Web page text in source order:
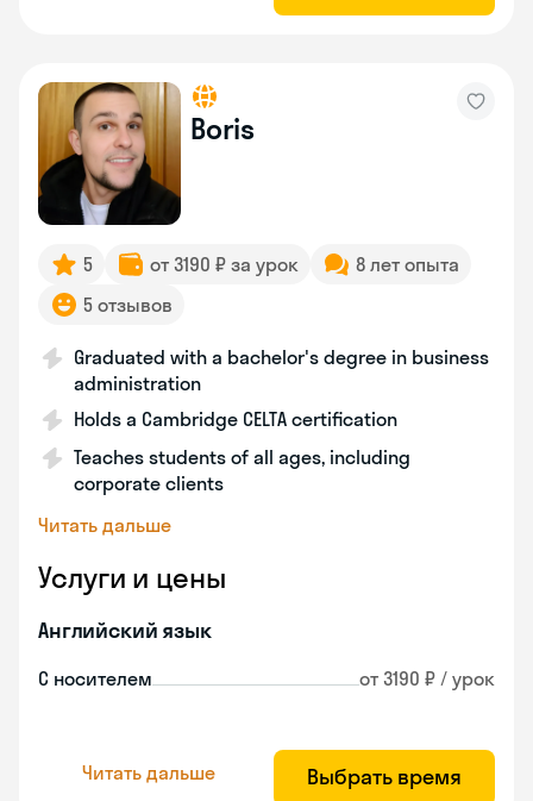
Boris
5 от 3190 ₽ за урок
8 лет опыта
5 отзывов
Graduated with a bachelor's degree in business
administration
Holds a Cambridge CELTA certification
Teaches students of all ages, including
corporate clients
Читать дальше
Услуги и цены
Английский язык
С носителем от 3190 ₽ / урок
Читать дальше Выбрать время